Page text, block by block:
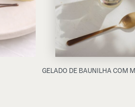
GELADO DE BAUNILHA COM